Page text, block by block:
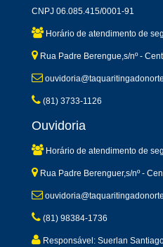
CNPJ 06.085.415/0001-91
Horário de atendimento de
Rua Padre Berengue,s/nº -
(81) 3733-1126
Ouvidoria
Horário de atendimento de
Rua Padre Berenguer,s/nº -
(81) 98384-1736
Responsável: Suerlan